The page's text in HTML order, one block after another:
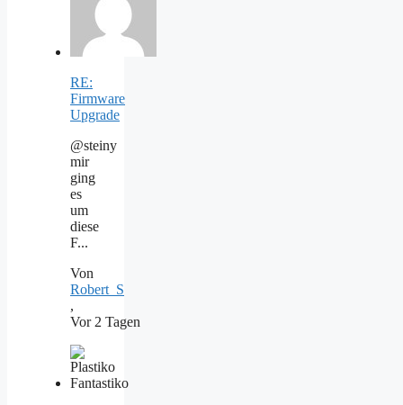
RE:
Firmware
Upgrade
@steiny
mir
ging
es
um
diese
F...
Von
Robert_S
,
Vor 2 Tagen